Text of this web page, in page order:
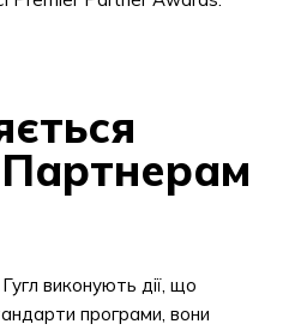
виконують дії, що
програми, вони